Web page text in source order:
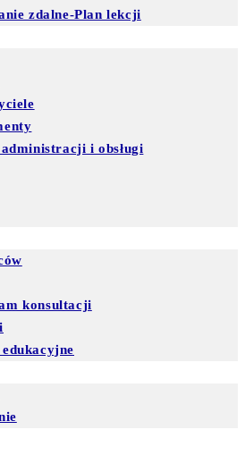
zdalne-Plan lekcji
i obsługi
konsultacji